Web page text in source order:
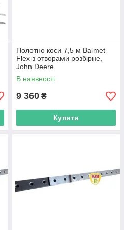
Полотно коси 7,5 м Balmet
Flex з отворами розбірне,
John Deere
В наявності
9 360 ₴
Купити